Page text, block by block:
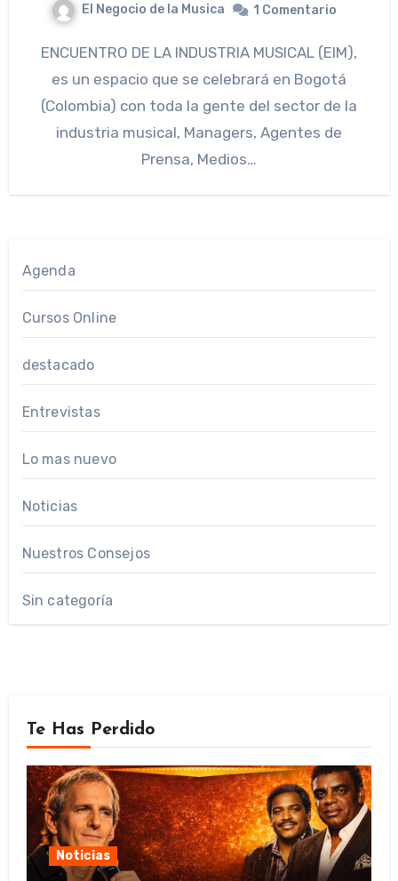
El Negocio de la Musica 1 Comentario
ENCUENTRO DE LA INDUSTRIA MUSICAL (EIM),
es un espacio que se celebrará en Bogotá
(Colombia) con toda la gente del sector de la
industria musical, Managers, Agentes de
Prensa, Medios…
Agenda
Cursos Online
destacado
Entrevistas
Lo mas nuevo
Noticias
Nuestros Consejos
Sin categoría
Te Has Perdido
Noticias